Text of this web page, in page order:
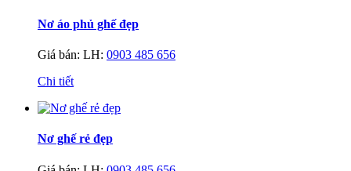
Nơ áo phủ ghế đẹp
Giá bán: LH: 0903 485 656
Chi tiết
Nơ ghế rẻ đẹp